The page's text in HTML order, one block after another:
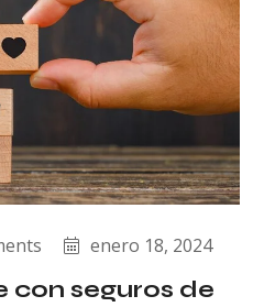
enero 18, 2024
con seguros de